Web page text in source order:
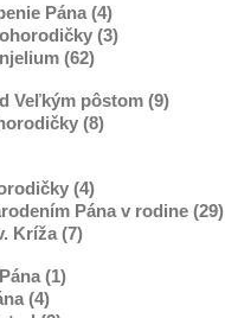
Pána (4)
(3)
(62)
Veľkým pôstom (9)
(8)
(4)
Pána v rodine (29)
Kríža (7)
(1)
(4)